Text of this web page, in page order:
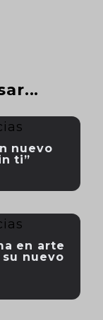
nuevo
ti”
en arte
su nuevo